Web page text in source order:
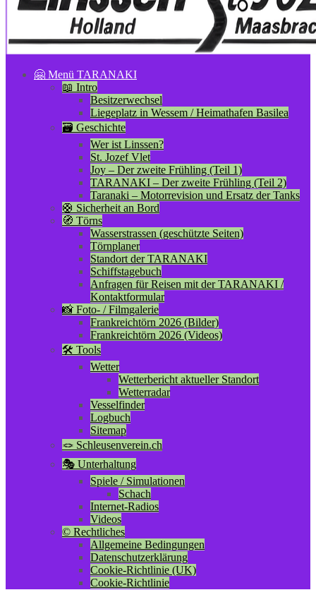
🤗 Menü TARANAKI
📖 Intro
Besitzerwechsel
Liegeplatz in Wessem / Heimathafen Basilea
🗃️ Geschichte
Wer ist Linssen?
St. Jozef Vlet
Joy – Der zweite Frühling (Teil 1)
TARANAKI – Der zweite Frühling (Teil 2)
Taranaki – Motorrevision und Ersatz der Tanks
🛟 Sicherheit an Bord
🧭 Törns
Wasserstrassen (geschützte Seiten)
Törnplaner
Standort der TARANAKI
Schiffstagebuch
Anfragen für Reisen mit der TARANAKI /
Kontaktformular
📸 Foto- / Filmgalerie
Frankreichtörn 2026 (Bilder)
Frankreichtörn 2026 (Videos)
🛠️ Tools
Wetter
Wetterbericht aktueller Standort
Wetterradar
Vesselfinder
Logbuch
Sitemap
🪢 Schleusenverein.ch
🎭 Unterhaltung
Spiele / Simulationen
Schach
Internet-Radios
Videos
©️ Rechtliches
Allgemeine Bedingungen
Datenschutzerklärung
Cookie-Richtlinie (UK)
Cookie-Richtlinie